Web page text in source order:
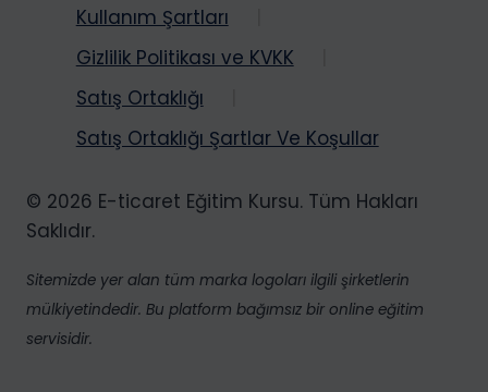
Kullanım Şartları
Gizlilik Politikası ve KVKK
Satış Ortaklığı
Satış Ortaklığı Şartlar Ve Koşullar
© 2026 E-ticaret Eğitim Kursu. Tüm Hakları
Saklıdır.
Sitemizde yer alan tüm marka logoları ilgili şirketlerin
mülkiyetindedir. Bu platform bağımsız bir online eğitim
servisidir.